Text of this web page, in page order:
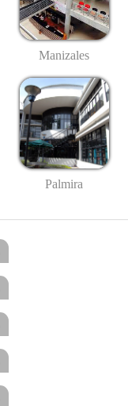
Manizales
Palmira